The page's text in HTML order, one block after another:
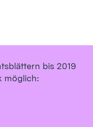
bis 2019
möglich: